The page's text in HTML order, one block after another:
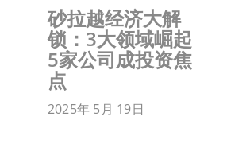
砂拉越经济大解
锁：3大领域崛起
5家公司成投资焦
点
2025年 5月 19日